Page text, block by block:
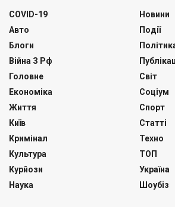
COVID-19
Авто
Блоги
Війна З Рф
Головне
Економіка
Життя
Київ
Кримінал
Культура
Курйози
Наука
Новини
Події
Світ
Соціум
Спорт
Статті
Техно
ТОП
Україна
Шоубіз